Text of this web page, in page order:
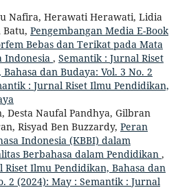
Nafira, Herawati Herawati, Lidia
Batu, Pengembangan Media E-Book
Bebas dan Terikat pada Mata
Indonesia , Semantik : Jurnal Riset
dan Budaya: Vol. 3 No. 2
: Jurnal Riset Ilmu Pendidikan,
Desta Naufal Pandhya, Gilbran
Risyad Ben Buzzardy, Peran
Indonesia (KBBI) dalam
Berbahasa dalam Pendidikan ,
Riset Ilmu Pendidikan, Bahasa dan
2 (2024): May : Semantik : Jurnal